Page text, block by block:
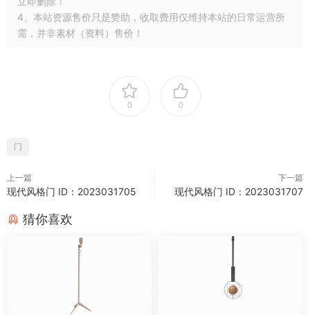
4、本站资源售价只是赞助，收取费用仅维持本站的日常运营所
需，并非素材（资料）售价！
0 0
门
上一篇
现代风格门 ID：2023031705
下一篇
现代风格门 ID：2023031707
猜你喜欢